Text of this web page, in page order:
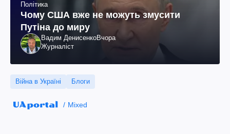
Політика
Чому США вже не можуть змусити
Путіна до миру
Вадим ДенисенкоВчора
Журналіст
Війна в Україні Блоги
Mixed